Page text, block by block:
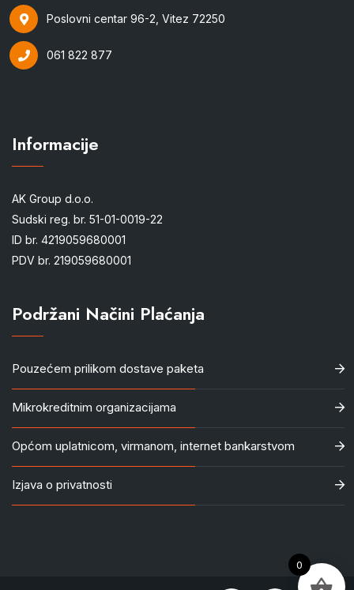
Poslovni centar 96-2, Vitez 72250
061 822 877
Informacije
AK Group d.o.o.
Sudski reg. br. 51-01-0019-22
ID br. 4219059680001
PDV br. 219059680001
Podržani Načini Plaćanja
Pouzećem prilikom dostave paketa
Mikrokreditnim organizacijama
Općom uplatnicom, virmanom, internet bankarstvom
Izjava o privatnosti
0